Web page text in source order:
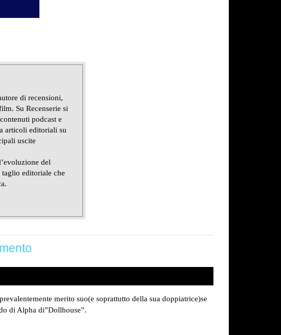
di recensioni,
Su Recenserie si
podcast e
articoli editoriali su
uscite
del
editoriale che
merito suo(e soprattutto della sua doppiatrice)se
di Alpha di”Dollhouse”.